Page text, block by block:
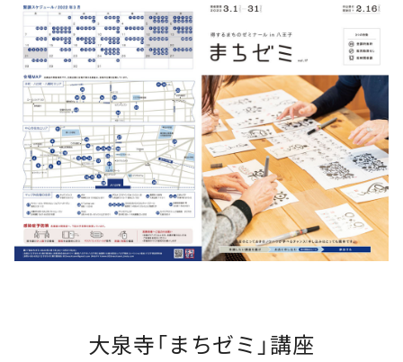
大泉寺「まちゼミ」講座